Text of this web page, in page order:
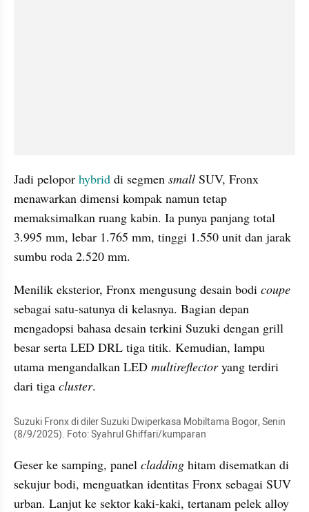
Jadi pelopor hybrid di segmen small SUV, Fronx
menawarkan dimensi kompak namun tetap
memaksimalkan ruang kabin. Ia punya panjang total
3.995 mm, lebar 1.765 mm, tinggi 1.550 unit dan jarak
sumbu roda 2.520 mm.
Menilik eksterior, Fronx mengusung desain bodi coupe
sebagai satu-satunya di kelasnya. Bagian depan
mengadopsi bahasa desain terkini Suzuki dengan grill
besar serta LED DRL tiga titik. Kemudian, lampu
utama mengandalkan LED multireflector yang terdiri
dari tiga cluster.
Suzuki Fronx di diler Suzuki Dwiperkasa Mobiltama Bogor, Senin
(8/9/2025). Foto: Syahrul Ghiffari/kumparan
Geser ke samping, panel cladding hitam disematkan di
sekujur bodi, menguatkan identitas Fronx sebagai SUV
urban. Lanjut ke sektor kaki-kaki, tertanam pelek alloy